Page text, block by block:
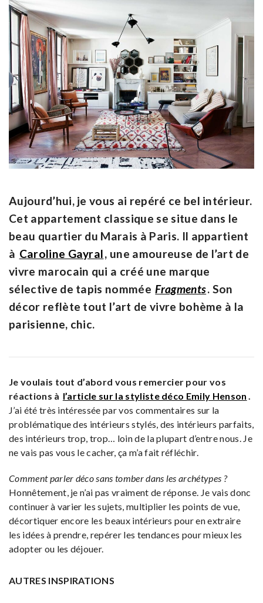
Aujourd’hui, je vous ai repéré ce bel intérieur.
Cet appartement classique se situe dans le
beau quartier du Marais à Paris. Il appartient
à Caroline Gayral, une amoureuse de l’art de
vivre marocain qui a créé une marque
sélective de tapis nommée Fragments. Son
décor reflète tout l’art de vivre bohème à la
parisienne, chic.
Je voulais tout d’abord vous remercier pour vos
réactions à l’article sur la styliste déco Emily Henson .
J’ai été très intéressée par vos commentaires sur la
problématique des intérieurs stylés, des intérieurs parfaits,
des intérieurs trop, trop… loin de la plupart d’entre nous. Je
ne vais pas vous le cacher, ça m’a fait réfléchir.
Comment parler déco sans tomber dans les archétypes ?
Honnêtement, je n’ai pas vraiment de réponse. Je vais donc
continuer à varier les sujets, multiplier les points de vue,
décortiquer encore les beaux intérieurs pour en extraire
les idées à prendre, repérer les tendances pour mieux les
adopter ou les déjouer.
AUTRES INSPIRATIONS